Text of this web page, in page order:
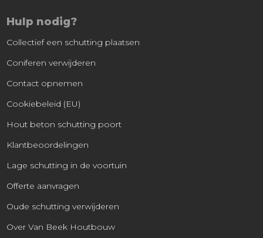
Hulp nodig?
Collectief een schutting plaatsen
Coniferen verwijderen
Contact opnemen
Cookiebeleid (EU)
Hout beton schutting poort
Klantbeoordelingen
Lage schutting in de voortuin
Offerte aanvragen
Oude schutting verwijderen
Over Van Beek Houtbouw